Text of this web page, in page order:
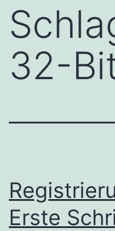
32-
Erste